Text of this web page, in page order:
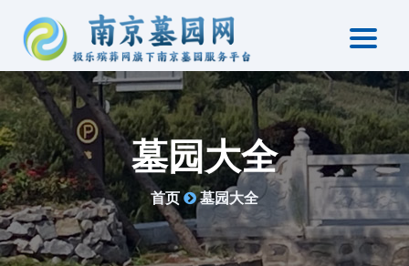
墓园大全
首页 墓园大全